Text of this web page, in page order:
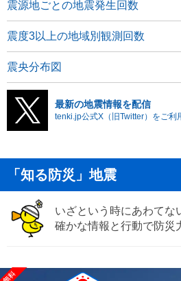
震源地ごとの地震発生回数
震度3以上の地域別観測回数
震央分布図
最新の地震情報を配信
tenki.jp公式X（旧Twitter）をご利
「知る防災」地震
いざという時にあわてな
確かな情報と行動で防災